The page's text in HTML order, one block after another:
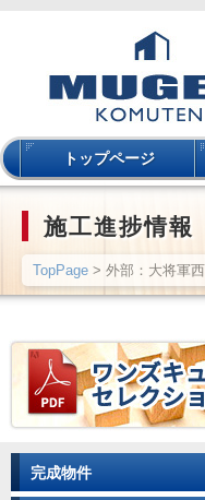
トップページ
施工進捗情報
TopPage > 外部：大将軍
完成物件